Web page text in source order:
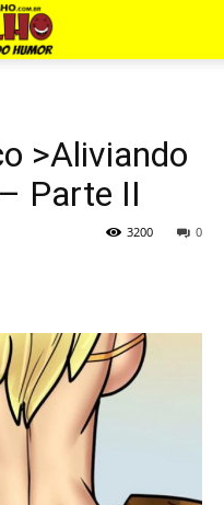
>Aliviando
Parte II
0
3200